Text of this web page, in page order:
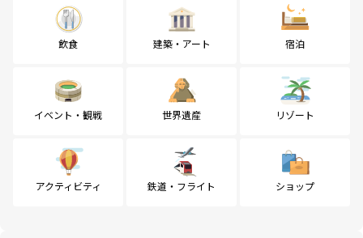
飲食 建築・アート 宿泊
イベント・観戦 世界遺産 リゾート
アクティビティ 鉄道・フライト ショップ